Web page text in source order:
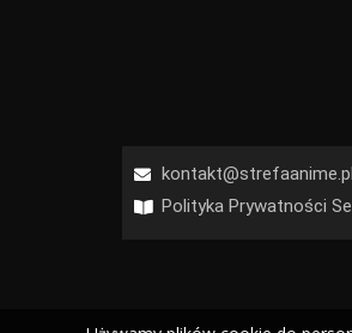
kontakt@strefaanime.pl
Polityka Prywatności